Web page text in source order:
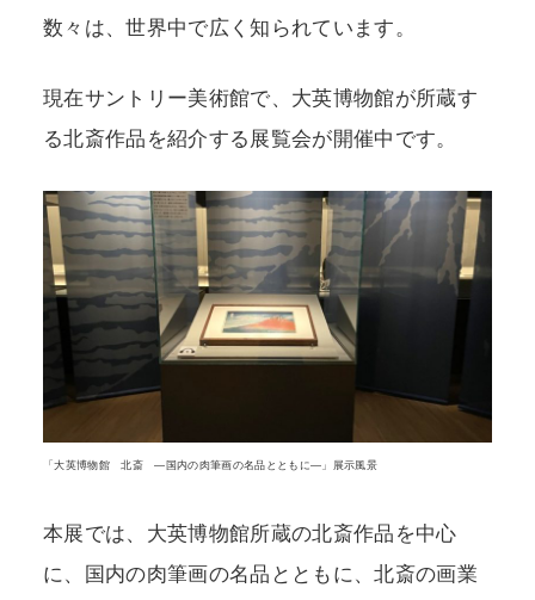
数々は、世界中で広く知られています。
現在サントリー美術館で、大英博物館が所蔵す
る北斎作品を紹介する展覧会が開催中です。
「大英博物館 北斎 ―国内の肉筆画の名品とともに―」展示風景
本展では、大英博物館所蔵の北斎作品を中心
に、国内の肉筆画の名品とともに、北斎の画業